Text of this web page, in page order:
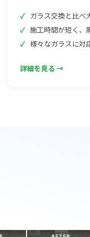
ガラス交換と比べ
施工時間が短く、
様々なガラスに対
詳細を見る →